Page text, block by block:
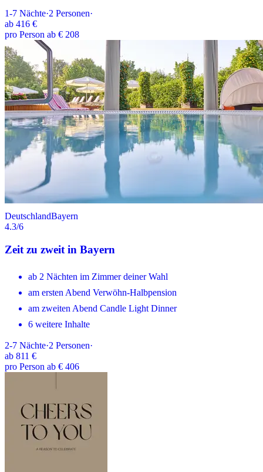
1-7 Nächte·2 Personen·
ab 416 €
pro Person ab € 208
DeutschlandBayern
4.3/6
Zeit zu zweit in Bayern
ab 2 Nächten im Zimmer deiner Wahl
am ersten Abend Verwöhn-Halbpension
am zweiten Abend Candle Light Dinner
6 weitere Inhalte
2-7 Nächte·2 Personen·
ab 811 €
pro Person ab € 406